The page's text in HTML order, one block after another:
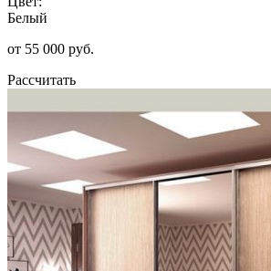
Белый
от 55 000 руб.
Рассчитать